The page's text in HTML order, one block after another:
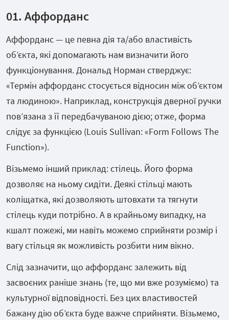
01. Аффорданс
Аффорданс — це певна дія та/або властивість
об’єкта, які допомагають нам визначити його
функціонування. Дональд Норман стверджує:
«Термін аффорданс стосується відносин між об’єктом
та людиною». Наприклад, конструкція дверної ручки
пов’язана з її передбачуваною дією; отже, форма
слідує за функцією (Louis Sullivan: «Form Follows The
Function»).
Візьмемо інший приклад: стілець. Його форма
дозволяє на ньому сидіти. Деякі стільці мають
коліщатка, які дозволяють штовхати та тягнути
стілець куди потрібно. А в крайньому випадку, на
кшалт пожежі, ми навіть можемо сприйняти розмір і
вагу стільця як можливість розбити ним вікно.
Слід зазначити, що аффорданс залежить від
засвоєних раніше знань (те, що ми вже розуміємо) та
культурної відповідності. Без цих властивостей
бажану дію об’єкта буде важче сприйняти. Візьмемо,